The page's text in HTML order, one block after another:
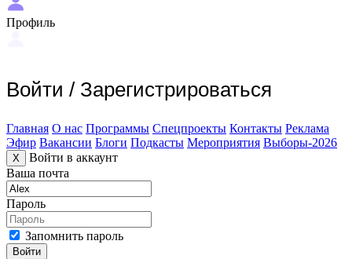
Профиль
Войти / Зарегистрироваться
Главная О нас Программы Спецпроекты Контакты Реклама
Эфир Вакансии Блоги Подкасты Мероприятия Выборы-2026
X
Войти в аккаунт
Ваша почта
Пароль
Запомнить пароль
Войти